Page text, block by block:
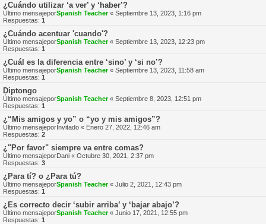
¿Cuándo utilizar ‘a ver’ y ‘haber’?
Último mensajeporSpanish Teacher« Septiembre 13, 2023, 1:16 pm
Respuestas: 1
¿Cuándo acentuar 'cuando'?
Último mensajeporSpanish Teacher« Septiembre 13, 2023, 12:23 pm
Respuestas: 1
¿Cuál es la diferencia entre ‘sino’ y ‘si no’?
Último mensajeporSpanish Teacher« Septiembre 13, 2023, 11:58 am
Respuestas: 1
Diptongo
Último mensajeporSpanish Teacher« Septiembre 8, 2023, 12:51 pm
Respuestas: 1
¿“Mis amigos y yo” o “yo y mis amigos”?
Último mensajeporInvitado « Enero 27, 2022, 12:46 am
Respuestas: 2
¿"Por favor" siempre va entre comas?
Último mensajeporDani « Octubre 30, 2021, 2:37 pm
Respuestas: 3
¿Para tí? o ¿Para tú?
Último mensajeporSpanish Teacher« Julio 2, 2021, 12:43 pm
Respuestas: 1
¿Es correcto decir ‘subir arriba’ y ‘bajar abajo’?
Último mensajeporSpanish Teacher« Junio 17, 2021, 12:55 pm
Respuestas: 1